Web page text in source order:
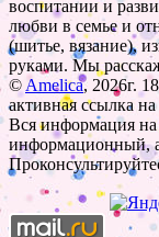
воспитании и
любви в семье и
(шитье, вязание),
руками. Мы
© Amelica, 2026г.
активная ссылка
Вся информация на
информационный, а